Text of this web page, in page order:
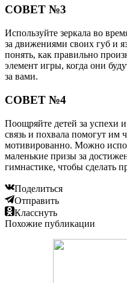
СОВЕТ №3
Используйте зеркала во
за движениями своих губ и
понять, как правильно
элемент игры, когда они
за вами.
СОВЕТ №4
Поощряйте детей за успехи
связь и похвала помогут им
мотивированно. Можно
маленькие призы за
гимнастике, чтобы сделать
Поделиться
Отправить
Класснуть
Похожие публикации